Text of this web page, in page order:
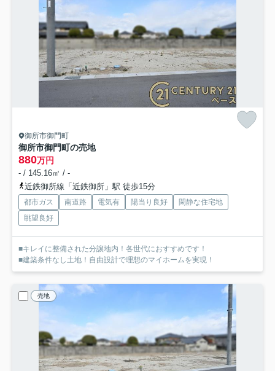
御所市御門町
御所市御門町の売地
880万円
- / 145.16㎡ / -
近鉄御所線「近鉄御所」駅 徒歩15分
都市ガス 南道路 電気有 陽当り良好
閑静な住宅地
眺望良好
■キレイに整備された分譲地内！各世代におすすめです！
■建築条件なし土地！自由設計で理想のマイホームを実現！
売地